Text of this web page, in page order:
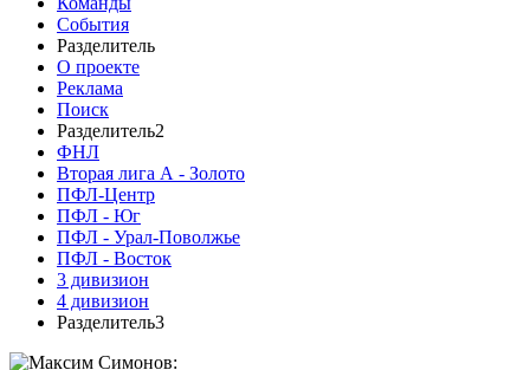
События
Разделитель
О проекте
Реклама
Поиск
Разделитель2
ФНЛ
Вторая лига А - Золото
ПФЛ-Центр
ПФЛ - Юг
ПФЛ - Урал-Поволжье
ПФЛ - Восток
3 дивизион
4 дивизион
Разделитель3